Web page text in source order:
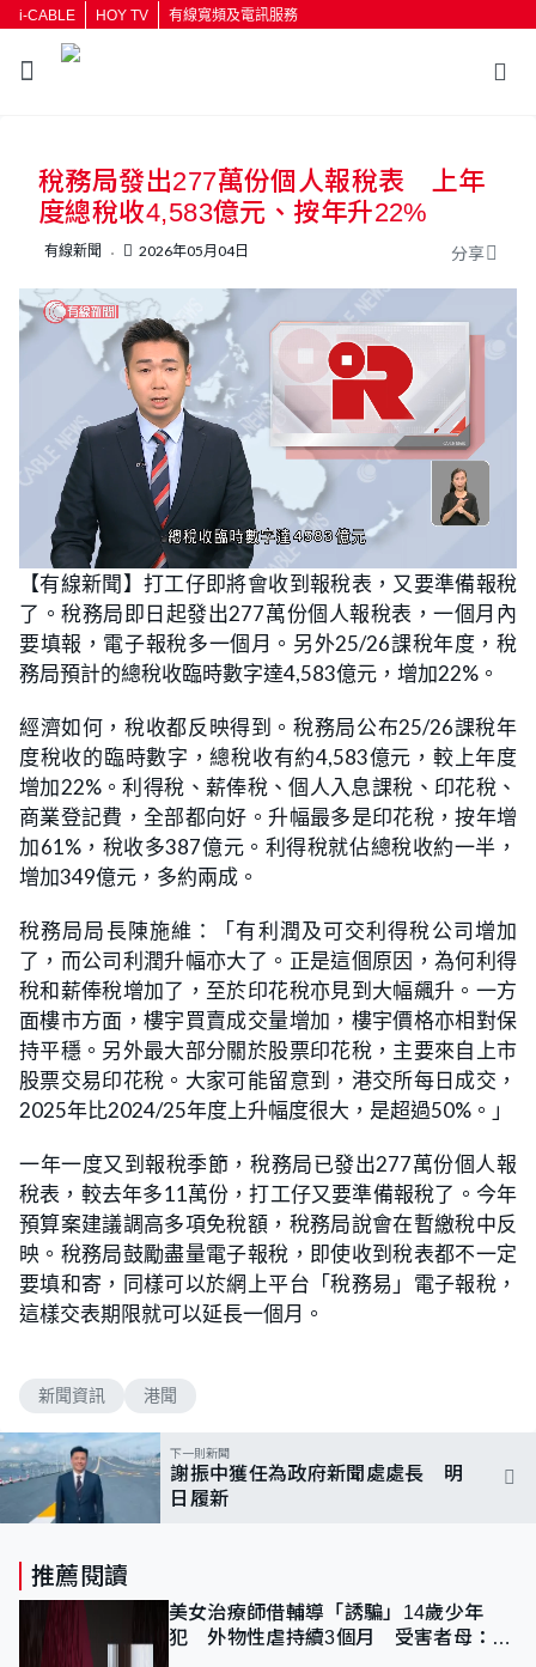
i-CABLE HOY TV 有線寬頻及電訊服務
按輸入鍵開始搜尋
稅務局發出277萬份個人報稅表 上年
度總稅收4,583億元、按年升22%
有線新聞 2026年05月04日 分享
n
m
t
e
o
a
d
e
d
:
2
3
.
%
【有線新聞】打工仔即將會收到報稅表，又要準備報稅
了。稅務局即日起發出277萬份個人報稅表，一個月內
要填報，電子報稅多一個月。另外25/26課稅年度，稅
務局預計的總稅收臨時數字達4,583億元，增加22%。
經濟如何，稅收都反映得到。稅務局公布25/26課稅年
度稅收的臨時數字，總稅收有約4,583億元，較上年度
增加22%。利得稅、薪俸稅、個人入息課稅、印花稅、
商業登記費，全部都向好。升幅最多是印花稅，按年增
加61%，稅收多387億元。利得稅就佔總稅收約一半，
增加349億元，多約兩成。
稅務局局長陳施維：「有利潤及可交利得稅公司增加
了，而公司利潤升幅亦大了。正是這個原因，為何利得
稅和薪俸稅增加了，至於印花稅亦見到大幅飆升。一方
面樓市方面，樓宇買賣成交量增加，樓宇價格亦相對保
持平穩。另外最大部分關於股票印花稅，主要來自上市
股票交易印花稅。大家可能留意到，港交所每日成交，
2025年比2024/25年度上升幅度很大，是超過50%。」
一年一度又到報稅季節，稅務局已發出277萬份個人報
稅表，較去年多11萬份，打工仔又要準備報稅了。今年
預算案建議調高多項免稅額，稅務局說會在暫繳稅中反
映。稅務局鼓勵盡量電子報稅，即使收到稅表都不一定
要填和寄，同樣可以於網上平台「稅務易」電子報稅，
這樣交表期限就可以延長一個月。
新聞資訊 港聞
下一則新聞
謝振中獲任為政府新聞處處長 明
日履新
推薦閱讀
美女治療師借輔導「誘騙」14歲少年
犯 外物性虐持續3個月 受害者母：要